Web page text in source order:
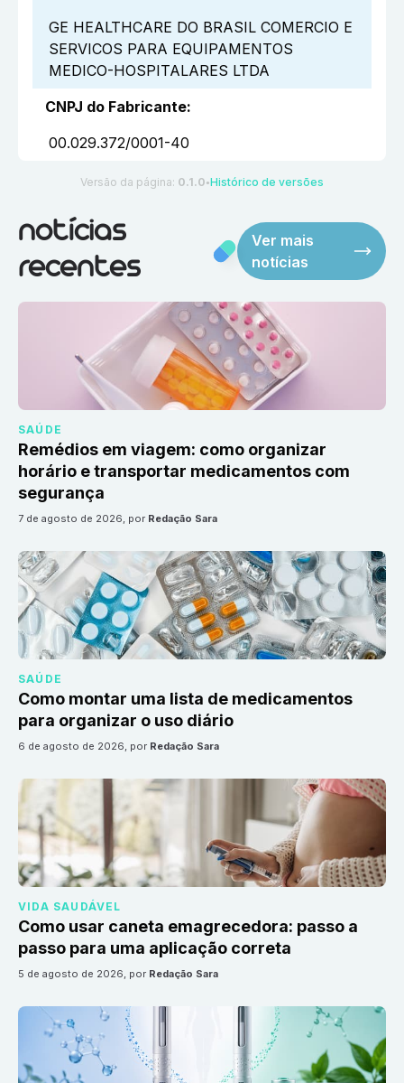
GE HEALTHCARE DO BRASIL COMERCIO E
SERVICOS PARA EQUIPAMENTOS
MEDICO-HOSPITALARES LTDA
CNPJ do Fabricante:
00.029.372/0001-40
Versão da página: 0.1.0 ●Histórico de versões
notícias
recentes
Ver mais
notícias
SAÚDE
Remédios em viagem: como organizar
horário e transportar medicamentos com
segurança
7 de agosto de 2026, por Redação Sara
SAÚDE
Como montar uma lista de medicamentos
para organizar o uso diário
6 de agosto de 2026, por Redação Sara
VIDA SAUDÁVEL
Como usar caneta emagrecedora: passo a
passo para uma aplicação correta
5 de agosto de 2026, por Redação Sara